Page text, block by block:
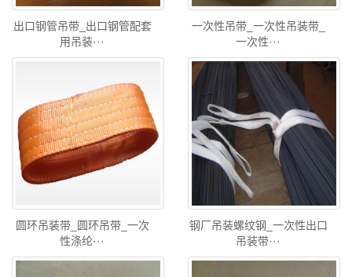
出口钢管吊带_出口钢管配套
用吊装···
一次性吊带_一次性吊装带_
一次性···
圆环吊装带_圆环吊带_一次
性涤纶···
钢厂吊装螺纹钢_一次性出口
吊装带···